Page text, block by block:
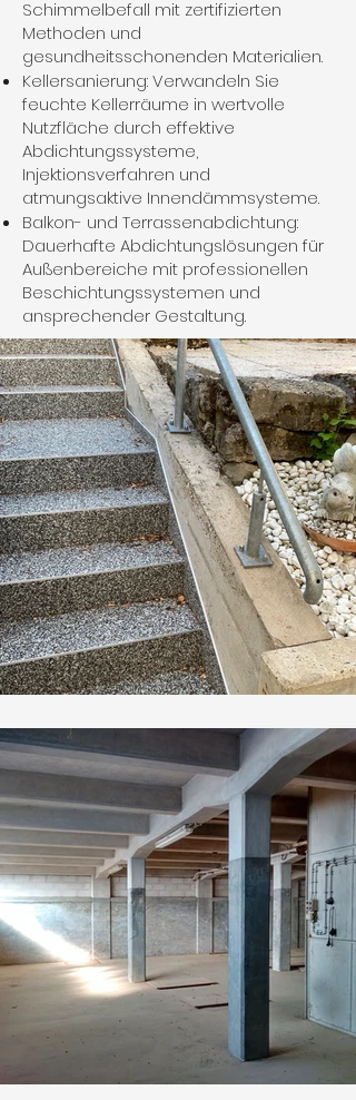
Schimmelbefall mit zertifizierten
Methoden und
gesundheitsschonenden Materialien.
Kellersanierung: Verwandeln Sie
feuchte Kellerräume in wertvolle
Nutzfläche durch effektive
Abdichtungssysteme,
Injektionsverfahren und
atmungsaktive Innendämmsysteme.
Balkon- und Terrassenabdichtung:
Dauerhafte Abdichtungslösungen für
Außenbereiche mit professionellen
Beschichtungssystemen und
ansprechender Gestaltung.